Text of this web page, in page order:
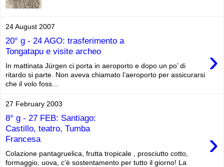
24 August 2007
20° g - 24 AGO: trasferimento a
Tongatapu e visite archeo
›
In mattinata Jürgen ci porta in aeroporto e dopo un po’ di
ritardo si parte. Non aveva chiamato l’aeroporto per assicurarsi
che il volo foss...
27 February 2003
8° g - 27 FEB: Santiago:
Castillo, teatro, Tumba
Francesa
›
Colazione pantagruelica, frutta tropicale , prosciutto cotto,
formaggio, uova, c’è sostentamento per tutto il giorno! La